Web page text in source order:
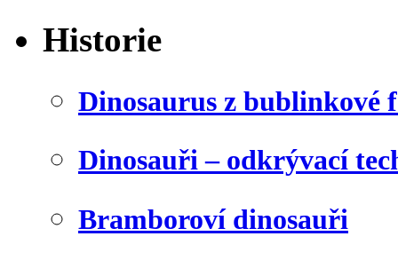
Historie
Dinosaurus z bublinkové
Dinosauři – odkrývací
Bramboroví dinosauři